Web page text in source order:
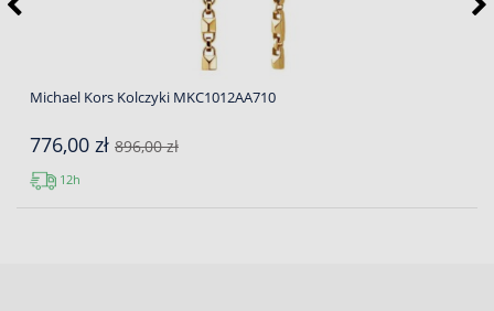
Michael Kors Kolczyki MKC1012AA710
776,00 zł 896,00 zł
12h